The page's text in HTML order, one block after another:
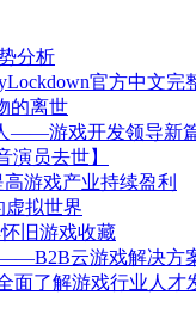
分析
官方中文完
的离世
——游戏开发领导新
演员去世】
游戏产业持续盈利
虚拟世界
旧游戏收藏
——B2B云游戏解决方
面了解游戏行业人才